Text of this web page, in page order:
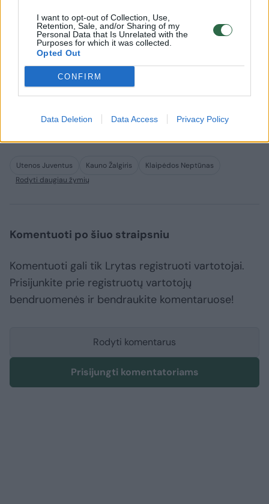
I want to opt-out of Collection, Use,
Retention, Sale, and/or Sharing of my
Personal Data that Is Unrelated with the
Purposes for which it was collected.
Opted Out
CONFIRM
Data Deletion Data Access Privacy Policy
Kovoje dėl bronzos susitiks Klaipėdos
„Neptūnas“ ir Panevėžio „Lietkabelis“.
Serija startuos birželio 5 dieną Klaipėdoje, o
nei didžiajame finale.
Utenos Juventus Kauno Žalgiris
Klaipėdos Neptūnas
Rodyti daugiau žymių
Komentuoti po šiuo straipsniu
Komentuoti gali tik Lrytas registruoti vartotojai.
Prisijunkite prie registruotų vartotojų
bendruomenės ir bendraukite komentaruose!
Rodyti komentarus
Prisijungti komentatoriams